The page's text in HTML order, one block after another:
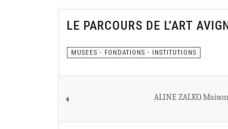
LE PARCOURS DE L’ART
MUSEES - FONDATIONS - INSTITUTIONS
ALINE ZALKO